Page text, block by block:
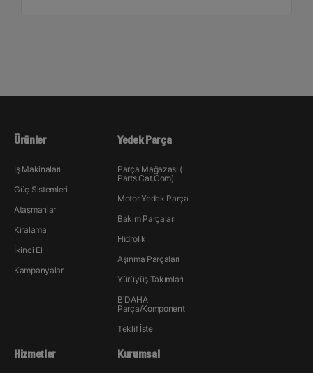
Ürünler
İş Makinaları
Güç Sistemleri
Ataşmanlar
Kiralama
İkinci El
Kampanyalar
Yedek Parça
Parça Mağazası (
Parts.Cat.Com)
Motor Yedek Parça
Bakım Parçaları
Hidrolik
Aşınma Parçaları
Yürüyüş Takımları
B'DAHA
Parça/Komponent
Teklif İste
Hizmetler Kurumsal